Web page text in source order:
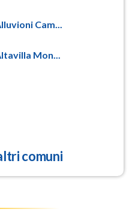
Cam...
Mon...
comuni